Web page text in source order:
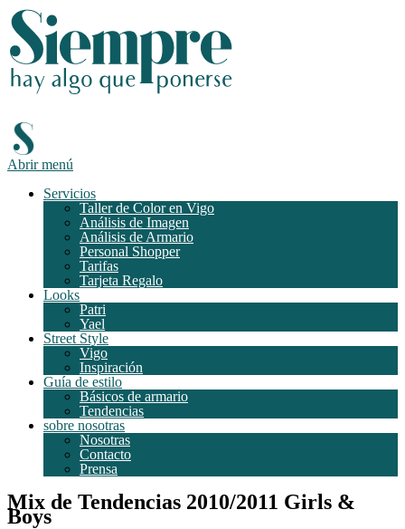
Abrir menú
Servicios
Taller de Color en Vigo
Análisis de Imagen
Análisis de Armario
Personal Shopper
Tarifas
Tarjeta Regalo
Looks
Patri
Yael
Street Style
Vigo
Inspiración
Guía de estilo
Básicos de armario
Tendencias
sobre nosotras
Nosotras
Contacto
Prensa
Mix de Tendencias 2010/2011 Girls &
Boys